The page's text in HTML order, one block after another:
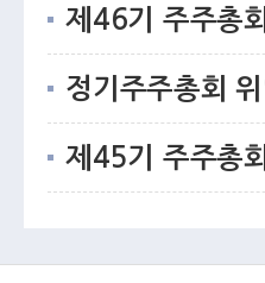
제46기 주주총
정기주주총회
제45기 주주총